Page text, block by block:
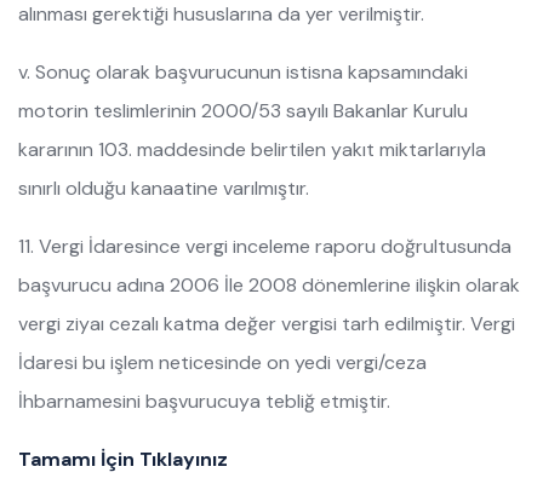
alınması gerektiği hususlarına da yer verilmiştir.
v. Sonuç olarak başvurucunun istisna kapsamındaki
motorin teslimlerinin 2000/53 sayılı Bakanlar Kurulu
kararının 103. maddesinde belirtilen yakıt miktarlarıyla
sınırlı olduğu kanaatine varılmıştır.
11. Vergi İdaresince vergi inceleme raporu doğrultusunda
başvurucu adına 2006 İle 2008 dönemlerine ilişkin olarak
vergi ziyaı cezalı katma değer vergisi tarh edilmiştir. Vergi
İdaresi bu işlem neticesinde on yedi vergi/ceza
İhbarnamesini başvurucuya tebliğ etmiştir.
Tamamı İçin Tıklayınız